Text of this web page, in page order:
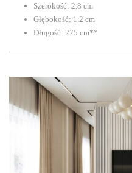
Szerokość: 2.8 cm
Głębokość: 1.2 cm
Długość: 275 cm**